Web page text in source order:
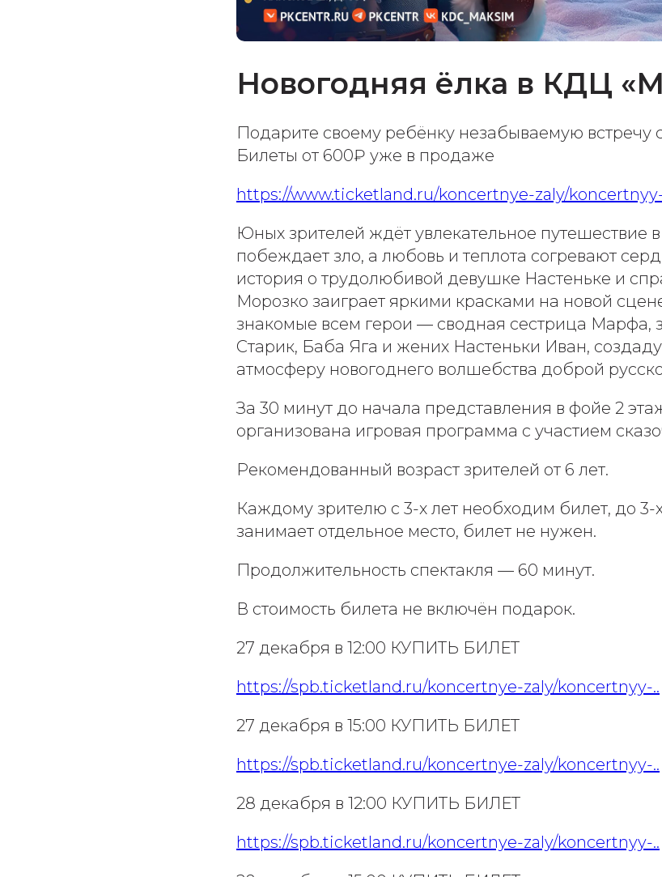
Новогодняя ёлка в КДЦ
Подарите своему ребёнку незабываемую встречу
Билеты от 600₽ уже в продаже
https://www.ticketland.ru/koncertnye-zaly/
Юных зрителей ждёт увлекательное путешествие
побеждает зло, а любовь и теплота согревают
история о трудолюбивой девушке Настеньке и
Морозко заиграет яркими красками на новой
знакомые всем герои — сводная сестрица Марфа,
Старик, Баба Яга и жених Настеньки Иван,
атмосферу новогоднего волшебства доброй
За 30 минут до начала представления в фойе 2
организована игровая программа с участием
Рекомендованный возраст зрителей от 6 лет.
Каждому зрителю с 3-х лет необходим билет, до 3-
занимает отдельное место, билет не нужен.
Продолжительность спектакля — 60 минут.
В стоимость билета не включён подарок.
27 декабря в 12:00 КУПИТЬ БИЛЕТ
https://spb.ticketland.ru/koncertnye-zaly/koncertnyy-..
27 декабря в 15:00 КУПИТЬ БИЛЕТ
https://spb.ticketland.ru/koncertnye-zaly/koncertnyy-..
28 декабря в 12:00 КУПИТЬ БИЛЕТ
https://spb.ticketland.ru/koncertnye-zaly/koncertnyy-..